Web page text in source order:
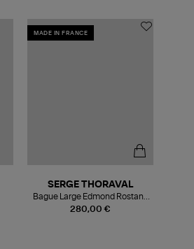
MADE IN FRANCE
280,00 €
SERGE THORAVAL
Bague Large Edmond Rostand
Un Baiser Argent